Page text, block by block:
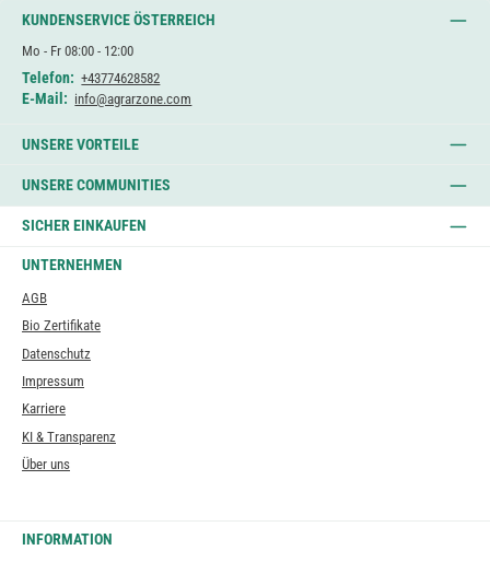
KUNDENSERVICE ÖSTERREICH
Mo - Fr 08:00 - 12:00
Telefon: +43774628582
E-Mail: info@agrarzone.com
UNSERE VORTEILE
UNSERE COMMUNITIES
SICHER EINKAUFEN
UNTERNEHMEN
AGB
Bio Zertifikate
Datenschutz
Impressum
Karriere
KI & Transparenz
Über uns
INFORMATION